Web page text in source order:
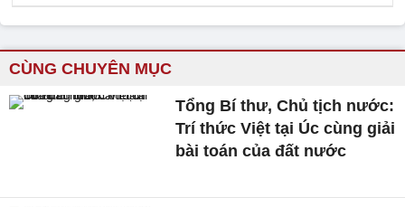
CÙNG CHUYÊN MỤC
Tổng Bí thư, Chủ tịch nước:
Trí thức Việt tại Úc cùng giải
bài toán của đất nước